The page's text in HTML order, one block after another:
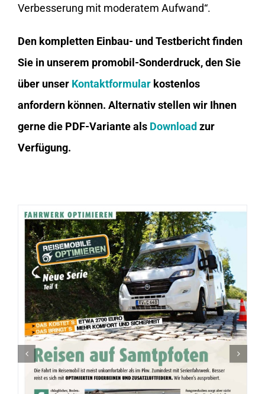
Verbesserung mit moderatem Aufwand“.
Den kompletten Einbau- und Testbericht finden
Sie in unserem promobil-Sonderdruck, den Sie
über unser Kontaktformular kostenlos
anfordern können. Alternativ stellen wir Ihnen
gerne die PDF-Variante als Download zur
Verfügung.